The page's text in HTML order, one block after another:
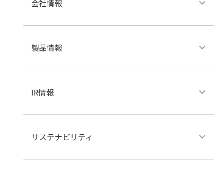
会社情報
製品情報
IR情報
サステナビリティ